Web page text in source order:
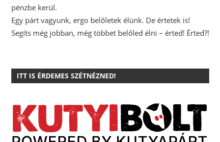
pénzbe kerül.
Egy párt vagyunk, ergo belőletek élünk. De értetek is!
Segíts még jobban, még többet belőled élni – érted! Érted?!
ITT IS ÉRDEMES SZÉTNÉZNED!